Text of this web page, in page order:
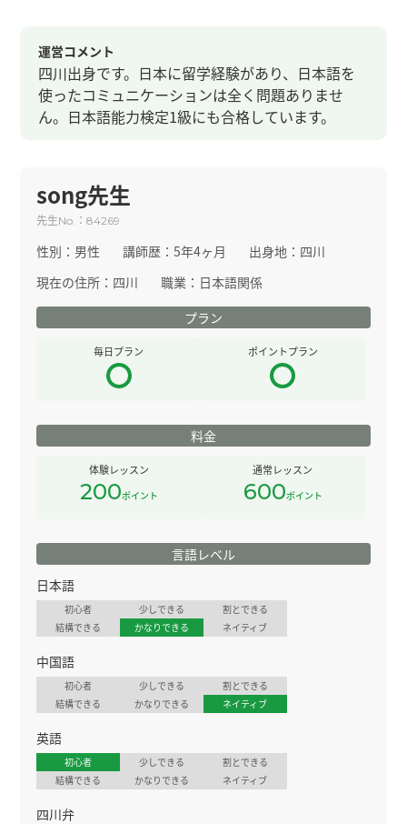
運営コメント
四川出身です。日本に留学経験があり、日本語を
使ったコミュニケーションは全く問題ありませ
ん。日本語能力検定1級にも合格しています。
song先生
先生No. ：84269
性別： 男性 講師歴：5年4ヶ月 出身地： 四川
現在の住所： 四川 職業： 日本語関係
プラン
毎日プラン ポイントプラン
料金
体験レッスン
200ポイント
通常レッスン
600ポイント
言語レベル
日本語
初心者 少しできる
割とできる
結構できる
かなりできる ネイティブ
中国語
初心者 少しできる
割とできる
結構できる
かなりできる ネイティブ
英語
初心者 少しできる
割とできる
結構できる
かなりできる ネイティブ
四川弁